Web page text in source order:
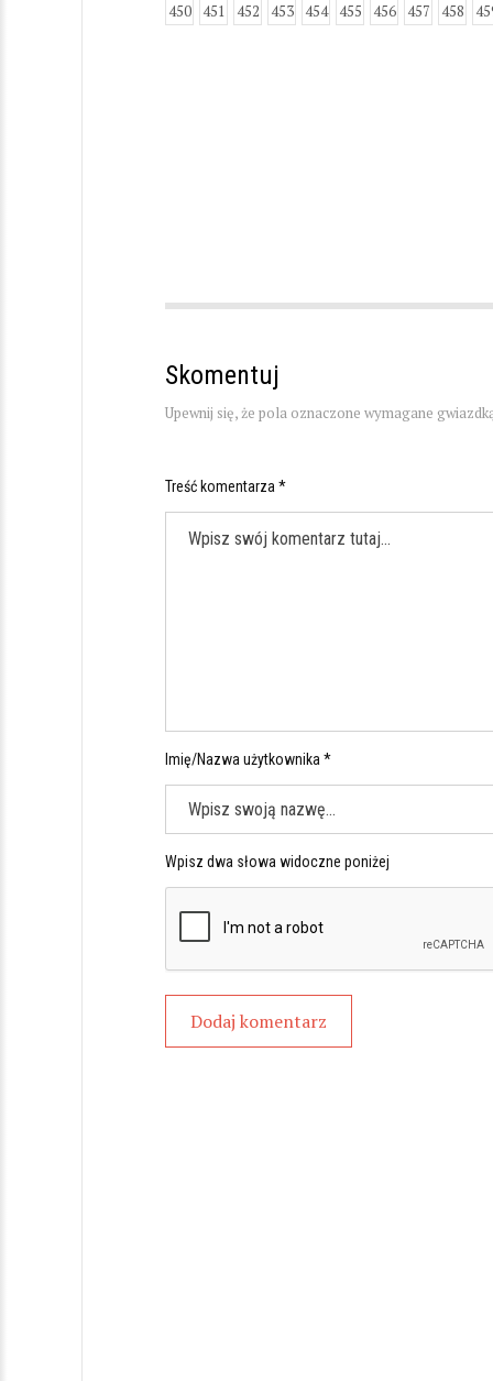
450 451 452 453 454 455 456 457 458
Skomentuj
Upewnij się, że pola oznaczone wymagane
Treść komentarza *
Imię/Nazwa użytkownika *
Wpisz dwa słowa widoczne poniżej